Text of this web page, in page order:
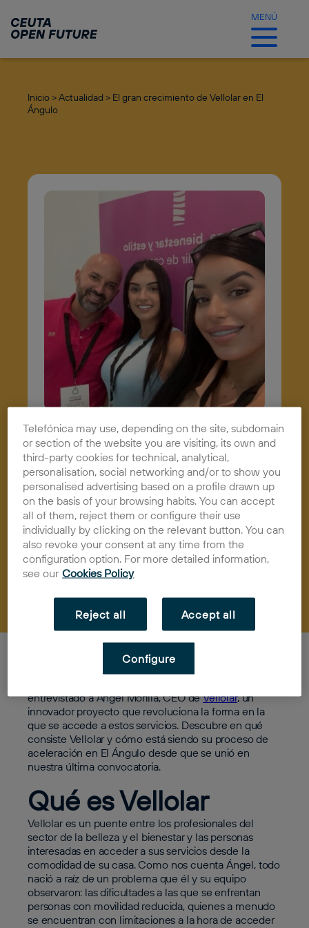
contenido
principal
MENÚ
Inicio >Actualidad > El gran crecimiento de Vellolar en El
Ángulo
El gran
crecimiento de
Vellolar en El
Ángulo
15/10/2024 Actualidad
¿Buscas algún servicio de belleza o bienestar que
pueda atenderte desde casa? Entonces te traemos
entrevistado a Ángel Morilla, CEO deVellolar, un
innovador proyecto que revoluciona la forma en la
que se accede a estos servicios. Descubre en qué
consiste Vellolar y cómo está siendo su proceso de
aceleración en El Ángulo desde que se unió en
nuestra última convocatoria.
Qué es Vellolar
Vellolar es un puente entre los profesionales del
sector de la belleza y el bienestar y las personas
interesadas en acceder a sus servicios desde la
comodidad de su casa. Como nos cuenta Ángel, todo
nació a raíz de un problema que él y su equipo
observaron: las dificultades a las que se enfrentan
personas con movilidad reducida, quienes a menudo
se encuentran con limitaciones a la hora de acceder
Telefónica may use, depending on the site, subdomain
or section of the website you are visiting, its own and
third-party cookies for technical, analytical,
personalisation, social networking and/or to show you
personalised advertising based on a profile drawn up
on the basis of your browsing habits. You can accept
all of them, reject them or configure their use
individually by clicking on the relevant button. You can
also revoke your consent at any time from the
configuration option. For more detailed information,
see our Cookies Policy
Reject all Accept all
Configure